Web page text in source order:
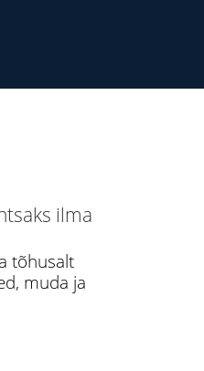
ilma
tõhusalt
muda ja